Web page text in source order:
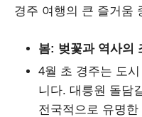
경주 여행의 큰 즐거움
봄: 벚꽃과 역사의
4월 초 경주는 도
니다. 대릉원 돌담
전국적으로 유명